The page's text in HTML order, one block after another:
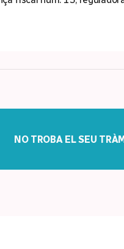
NO TROBA EL SEU